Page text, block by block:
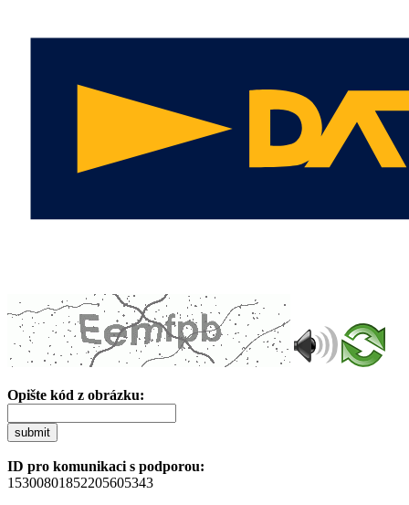
Opište kód z obrázku:
submit
ID pro komunikaci s podporou:
15300801852205605343